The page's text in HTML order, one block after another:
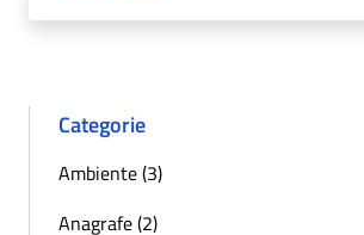
Categorie
Ambiente (3)
Anagrafe (2)